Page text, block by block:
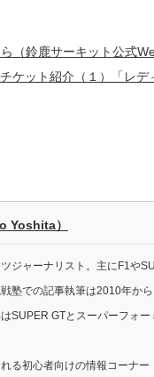
（鈴鹿サーキット公式
ケット紹介（１）「レデ
Yoshita）
ジャーナリスト。主にF1や
塾での記事執筆は2010年か
SUPER GTとスーパーフォ
る初心者向けの情報コーナー